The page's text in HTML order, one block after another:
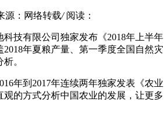
源：网络转载/ 阅读：
科技有限公司独家发布《2018年上半年
年夏粮产量、第一季度全国自然灾
。
年到2017年连续两年独家发表《农业
观的方式分析中国农业的发展，让更多